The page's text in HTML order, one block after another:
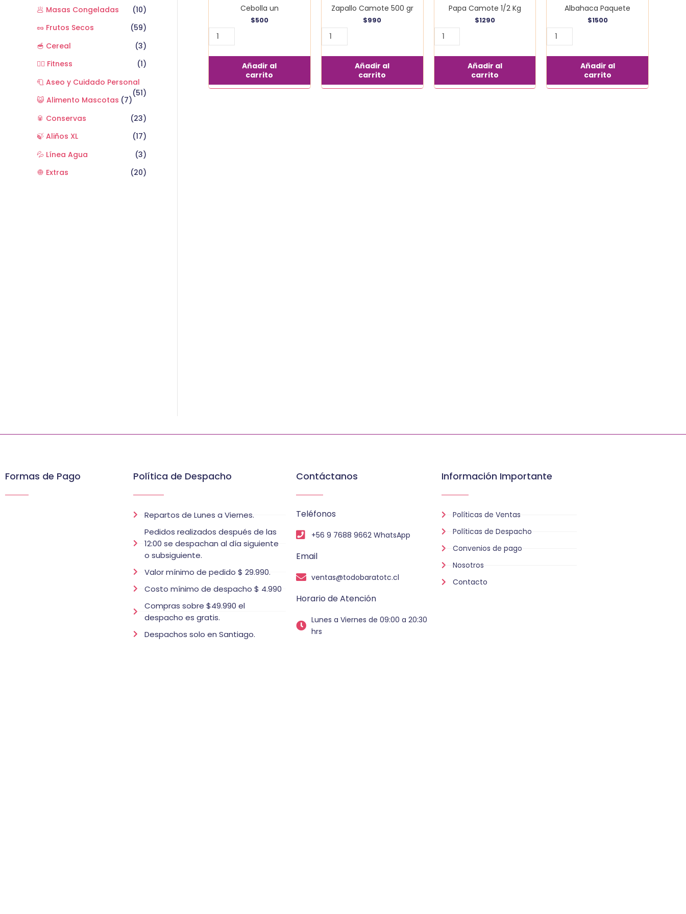
🥟 Masas Congeladas
(10)
🥜 Frutos Secos
(59)
🥣 Cereal
(3)
🏋️‍♂️ Fitness
(1)
🧻 Aseo y Cuidado Personal
(51)
😺 Alimento Mascotas (7)
🥫 Conservas
(23)
🍃 Aliños XL
(17)
💦 Línea Agua
(3)
🧅 Extras
(20)
Cebolla un
$500
Añadir al
carrito
Zapallo Camote 500 gr
$990
Añadir al
carrito
Papa Camote 1/2 Kg
$1290
Añadir al
carrito
Albahaca Paquete
$1500
Añadir al
carrito
Formas de Pago Política de Despacho
Repartos de Lunes a Viernes.
Pedidos realizados después de las
12:00 se despachan al día siguiente
o subsiguiente.
Valor mínimo de pedido $ 29.990.
Costo mínimo de despacho $ 4.990
Compras sobre $49.990 el
despacho es gratis.
Despachos solo en Santiago.
Contáctanos
Teléfonos
+56 9 7688 9662 WhatsApp
Email
ventas@todobaratotc.cl
Horario de Atención
Lunes a Viernes de 09:00 a 20:30
hrs
Información Importante
Políticas de Ventas
Políticas de Despacho
Convenios de pago
Nosotros
Contacto